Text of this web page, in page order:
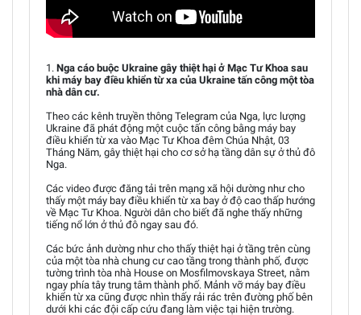
1. Nga cáo buộc Ukraine gây thiệt hại ở Mạc Tư Khoa sau
khi máy bay điều khiển từ xa của Ukraine tấn công một tòa
nhà dân cư.
Theo các kênh truyền thông Telegram của Nga, lực lượng
Ukraine đã phát động một cuộc tấn công bằng máy bay
điều khiển từ xa vào Mạc Tư Khoa đêm Chúa Nhật, 03
Tháng Năm, gây thiệt hại cho cơ sở hạ tầng dân sự ở thủ đô
Nga.
Các video được đăng tải trên mạng xã hội dường như cho
thấy một máy bay điều khiển từ xa bay ở độ cao thấp hướng
về Mạc Tư Khoa. Người dân cho biết đã nghe thấy những
tiếng nổ lớn ở thủ đô ngay sau đó.
Các bức ảnh dường như cho thấy thiệt hại ở tầng trên cùng
của một tòa nhà chung cư cao tầng trong thành phố, được
tường trình tòa nhà House on Mosfilmovskaya Street, nằm
ngay phía tây trung tâm thành phố. Mảnh vỡ máy bay điều
khiển từ xa cũng được nhìn thấy rải rác trên đường phố bên
dưới khi các đội cấp cứu đang làm việc tại hiện trường.